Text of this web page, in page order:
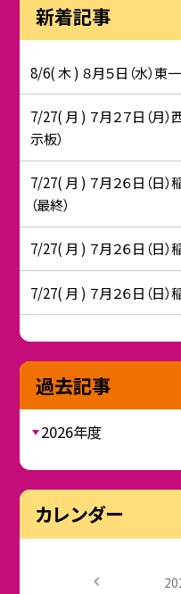
新着記事
8/6( 木 ) ８月５日（水）
7/27( 月 ) ７月２７日（月）
示板）
7/27( 月 ) ７月２６日（日）
（最終）
7/27( 月 ) ７月２６日（日）
7/27( 月 ) ７月２６日（日）
過去記事
2026年度
カレンダー